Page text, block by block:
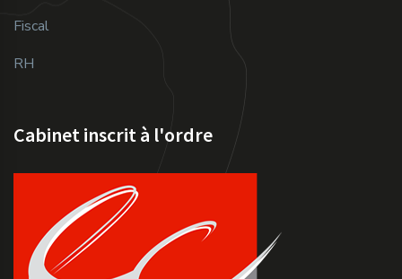
Fiscal
RH
Cabinet inscrit à l'ordre